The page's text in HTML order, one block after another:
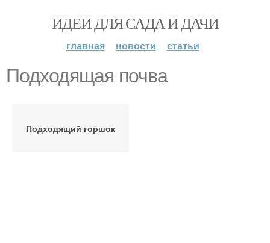
ИДЕИ ДЛЯ САДА И ДАЧИ
главная новости статьи
Подходящая почва
Подходящий горшок